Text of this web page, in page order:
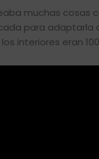
muchas
para
interiores eran